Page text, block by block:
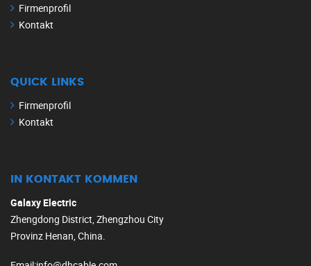
Firmenprofil
Kontakt
QUICK LINKS
Firmenprofil
Kontakt
IN KONTAKT KOMMEN
Galaxy Electric
Zhengdong District, Zhengzhou City
Provinz Henan, China.